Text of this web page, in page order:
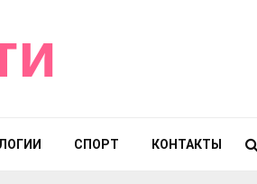
СПОРТ КОНТАКТЫ